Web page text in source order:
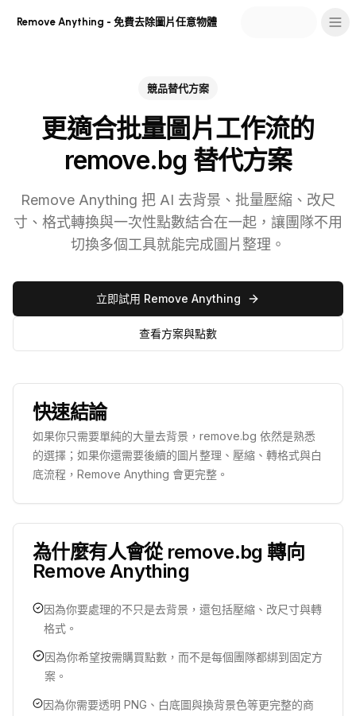
Remove Anything - 免費去除圖片任意物體
競品替代方案
更適合批量圖片工作流的
remove.bg 替代方案
Remove Anything 把 AI 去背景、批量壓縮、改尺
寸、格式轉換與一次性點數結合在一起，讓團隊不用
切換多個工具就能完成圖片整理。
立即試用 Remove Anything
查看方案與點數
快速結論
如果你只需要單純的大量去背景，remove.bg 依然是熟悉
的選擇；如果你還需要後續的圖片整理、壓縮、轉格式與白
底流程，Remove Anything 會更完整。
為什麼有人會從 remove.bg 轉向
Remove Anything
因為你要處理的不只是去背景，還包括壓縮、改尺寸與轉
格式。
因為你希望按需購買點數，而不是每個團隊都綁到固定方
案。
因為你需要透明 PNG、白底圖與換背景色等更完整的商